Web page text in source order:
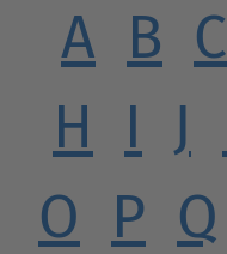
A B C
H I J
O P Q